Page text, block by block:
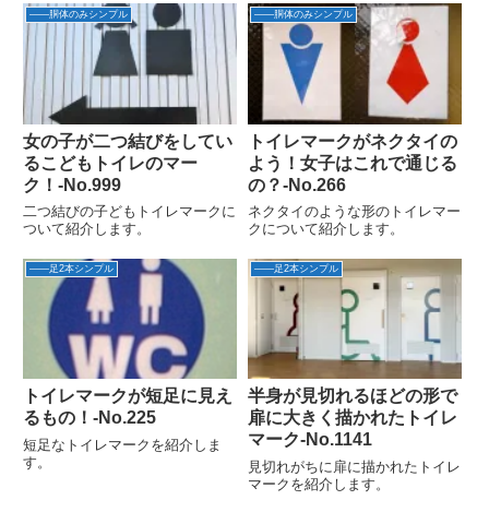
熊本城前だからかな発見場所：熊
本市中央区 郷土料理店発見日：
2022年6月23日提供：MO様イチ
ョウ背景のトイレマーク今...
――胴体のみシンプル
女の子が二つ結びをしてい
るこどもトイレのマー
ク！‐No.999
二つ結びの子どもトイレマークに
ついて紹介します。
――胴体のみシンプル
トイレマークがネクタイの
よう！女子はこれで通じる
の？‐No.266
ネクタイのような形のトイレマー
クについて紹介します。
――足2本シンプル
トイレマークが短足に見え
るもの！‐No.225
短足なトイレマークを紹介しま
す。
――足2本シンプル
半身が見切れるほどの形で
扉に大きく描かれたトイレ
マーク-No.1141
見切れがちに扉に描かれたトイレ
マークを紹介します。